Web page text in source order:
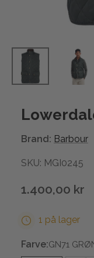
Brand: Barbour
SKU: MGI0245
1.400,00 kr
1 på lager
Farve:GN71